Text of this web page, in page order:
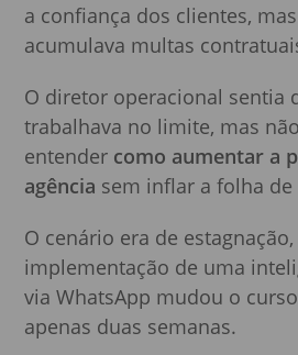
a confiança dos clientes,
acumulava multas
O diretor operacional sentia
trabalhava no limite, mas
entender como aumentar a
agência sem inflar a folha
O cenário era de
implementação de uma
via WhatsApp mudou o
apenas duas semanas.